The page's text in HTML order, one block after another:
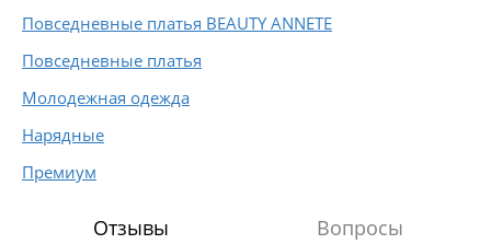
Повседневные платья BEAUTY ANNETE
Повседневные платья
Молодежная одежда
Нарядные
Премиум
Отзывы Вопросы